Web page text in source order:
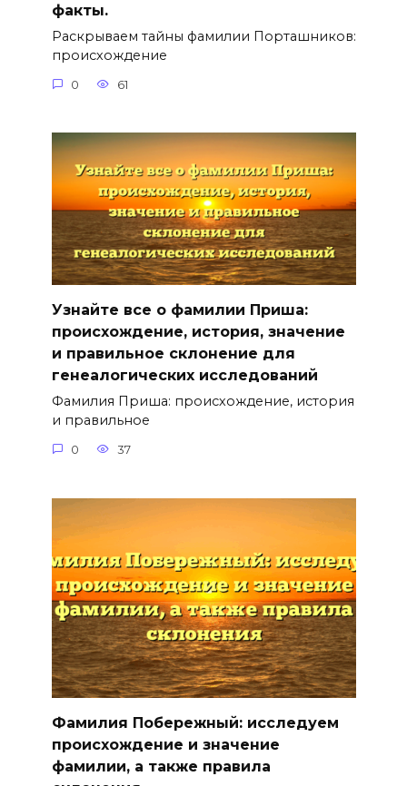
факты.
Раскрываем тайны фамилии Порташников:
происхождение
0 61
Узнайте все о фамилии Приша:
происхождение, история, значение
и правильное склонение для
генеалогических исследований
Фамилия Приша: происхождение, история
и правильное
0 37
Фамилия Побережный: исследуем
происхождение и значение
фамилии, а также правила